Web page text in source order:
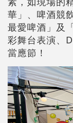
華」、啤酒競
最愛啤酒」及
彩舞台表演、
當應節！